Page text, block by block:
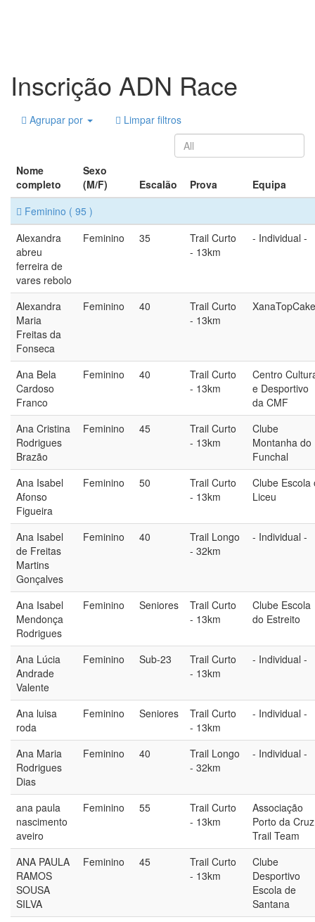
Inscrição ADN Race
Agrupar por Limpar filtros
Nome
completo
Sexo
(M/F)
Escalão Prova
Equipa
Feminino ( 95 )
Alexandra
abreu
ferreira de
vares rebolo
Feminino 35
Trail Curto
- 13km
- Individual -
Alexandra
Maria
Freitas da
Fonseca
Feminino 40
Trail Curto
- 13km
Ana Bela
Cardoso
Franco
Feminino 40
Trail Curto
- 13km
Centro
e Desportivo
da CMF
Ana Cristina
Rodrigues
Brazão
Feminino 45
Trail Curto
- 13km
Clube
Montanha do
Funchal
Ana Isabel
Afonso
Figueira
Feminino 50
Trail Curto
- 13km
Clube Escola
Liceu
Ana Isabel
de Freitas
Martins
Gonçalves
Feminino 40
Trail Longo
- 32km
- Individual -
Ana Isabel
Mendonça
Rodrigues
Feminino Seniores
Trail Curto
- 13km
Clube Escola
do Estreito
Ana Lúcia
Andrade
Valente
Feminino Sub-23
Trail Curto
- 13km
- Individual -
Ana luisa
roda
Feminino Seniores
Trail Curto
- 13km
- Individual -
Ana Maria
Rodrigues
Dias
Feminino 40
Trail Longo
- 32km
- Individual -
ana paula
nascimento
aveiro
Feminino 55
Trail Curto
- 13km
Associação
Porto da Cruz
Trail Team
ANA PAULA
RAMOS
SOUSA
SILVA
Feminino 45
Trail Curto
- 13km
Clube
Desportivo
Escola de
Santana